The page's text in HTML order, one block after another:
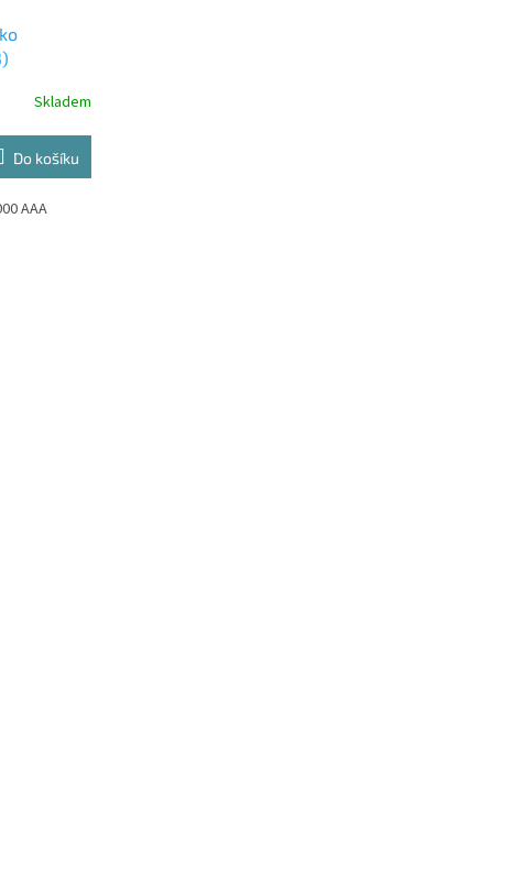
Skladem
Do košíku
AAA